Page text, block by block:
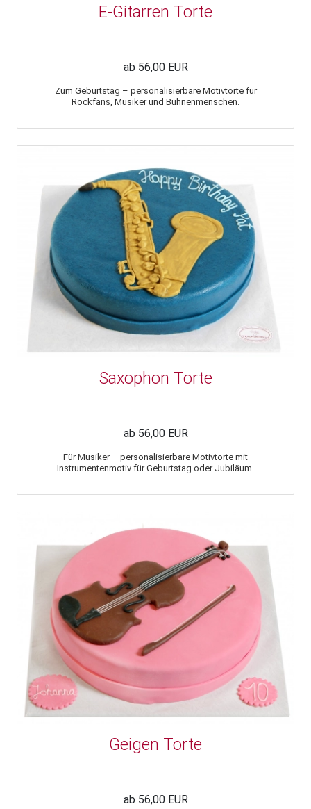
E-Gitarren Torte
ab 56,00 EUR
Zum Geburtstag – personalisierbare Motivtorte für
Rockfans, Musiker und Bühnenmenschen.
Saxophon Torte
ab 56,00 EUR
Für Musiker – personalisierbare Motivtorte mit
Instrumentenmotiv für Geburtstag oder Jubiläum.
Geigen Torte
ab 56,00 EUR